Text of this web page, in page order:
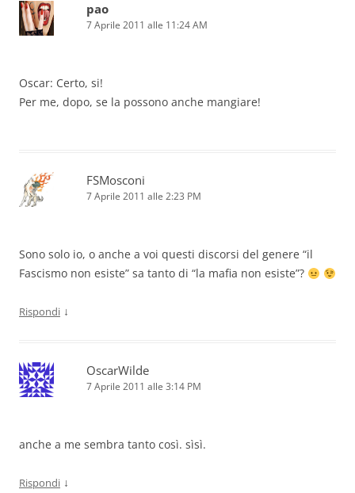
pao
7 Aprile 2011 alle 11:24 AM
Oscar: Certo, si!
Per me, dopo, se la possono anche mangiare!
FSMosconi
7 Aprile 2011 alle 2:23 PM
Sono solo io, o anche a voi questi discorsi del genere “il
Fascismo non esiste” sa tanto di “la mafia non esiste”?
Rispondi ↓
OscarWilde
7 Aprile 2011 alle 3:14 PM
anche a me sembra tanto così. sìsì.
Rispondi ↓